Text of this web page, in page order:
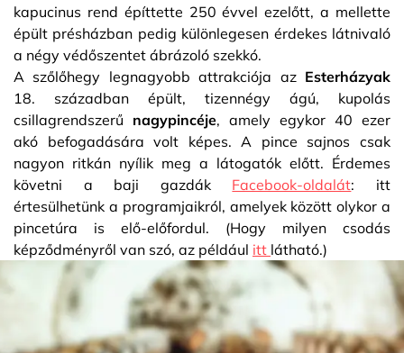
kapucinus rend építtette 250 évvel ezelőtt, a mellette
épült présházban pedig különlegesen érdekes látnivaló
a négy védőszentet ábrázoló szekkó.
A szőlőhegy legnagyobb attrakciója az Esterházyak
18. században épült, tizennégy ágú, kupolás
csillagrendszerű nagypincéje, amely egykor 40 ezer
akó befogadására volt képes. A pince sajnos csak
nagyon ritkán nyílik meg a látogatók előtt. Érdemes
követni a baji gazdák Facebook-oldalát: itt
értesülhetünk a programjaikról, amelyek között olykor a
pincetúra is elő-előfordul. (Hogy milyen csodás
képződményről van szó, az például itt látható.)